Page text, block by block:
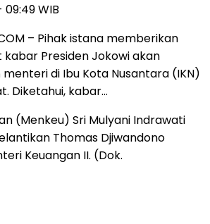
09:49 WIB
– Pihak istana memberikan
Presiden Jokowi akan
di Ibu Kota Nusantara (IKN)
Diketahui, kabar…